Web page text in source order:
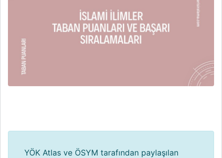
YÖK Atlas ve ÖSYM tarafından paylaşılan